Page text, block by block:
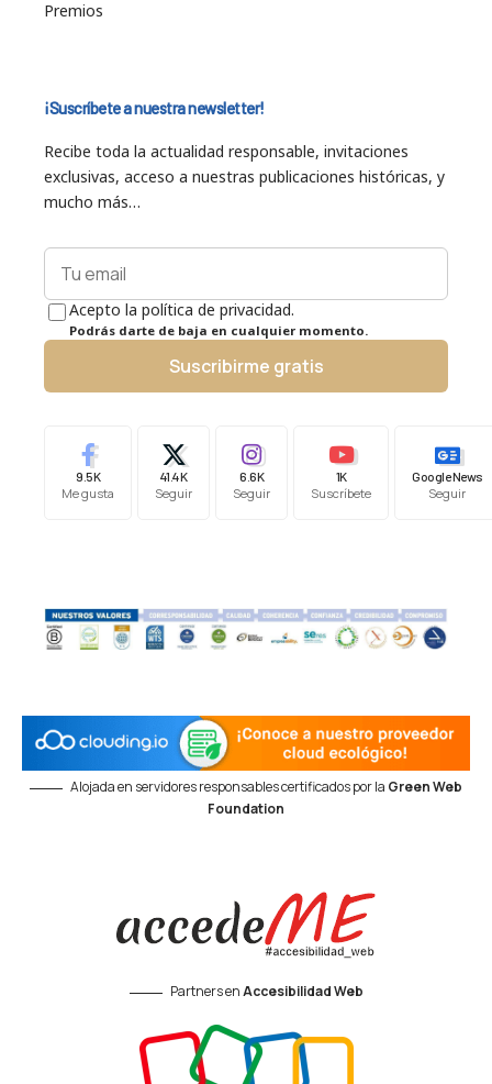
Premios
¡Suscríbete a nuestra newsletter!
Recibe toda la actualidad responsable, invitaciones
exclusivas, acceso a nuestras publicaciones históricas, y
mucho más…
Acepto la política de privacidad.
Podrás darte de baja en cualquier momento.
Suscribirme gratis
9.5K
Me gusta
41.4K
Seguir
6.6K
Seguir
1K
Suscríbete
Google News
Seguir
Alojada en servidores responsables certificados por la Green Web
Foundation
Partners enAccesibilidad Web